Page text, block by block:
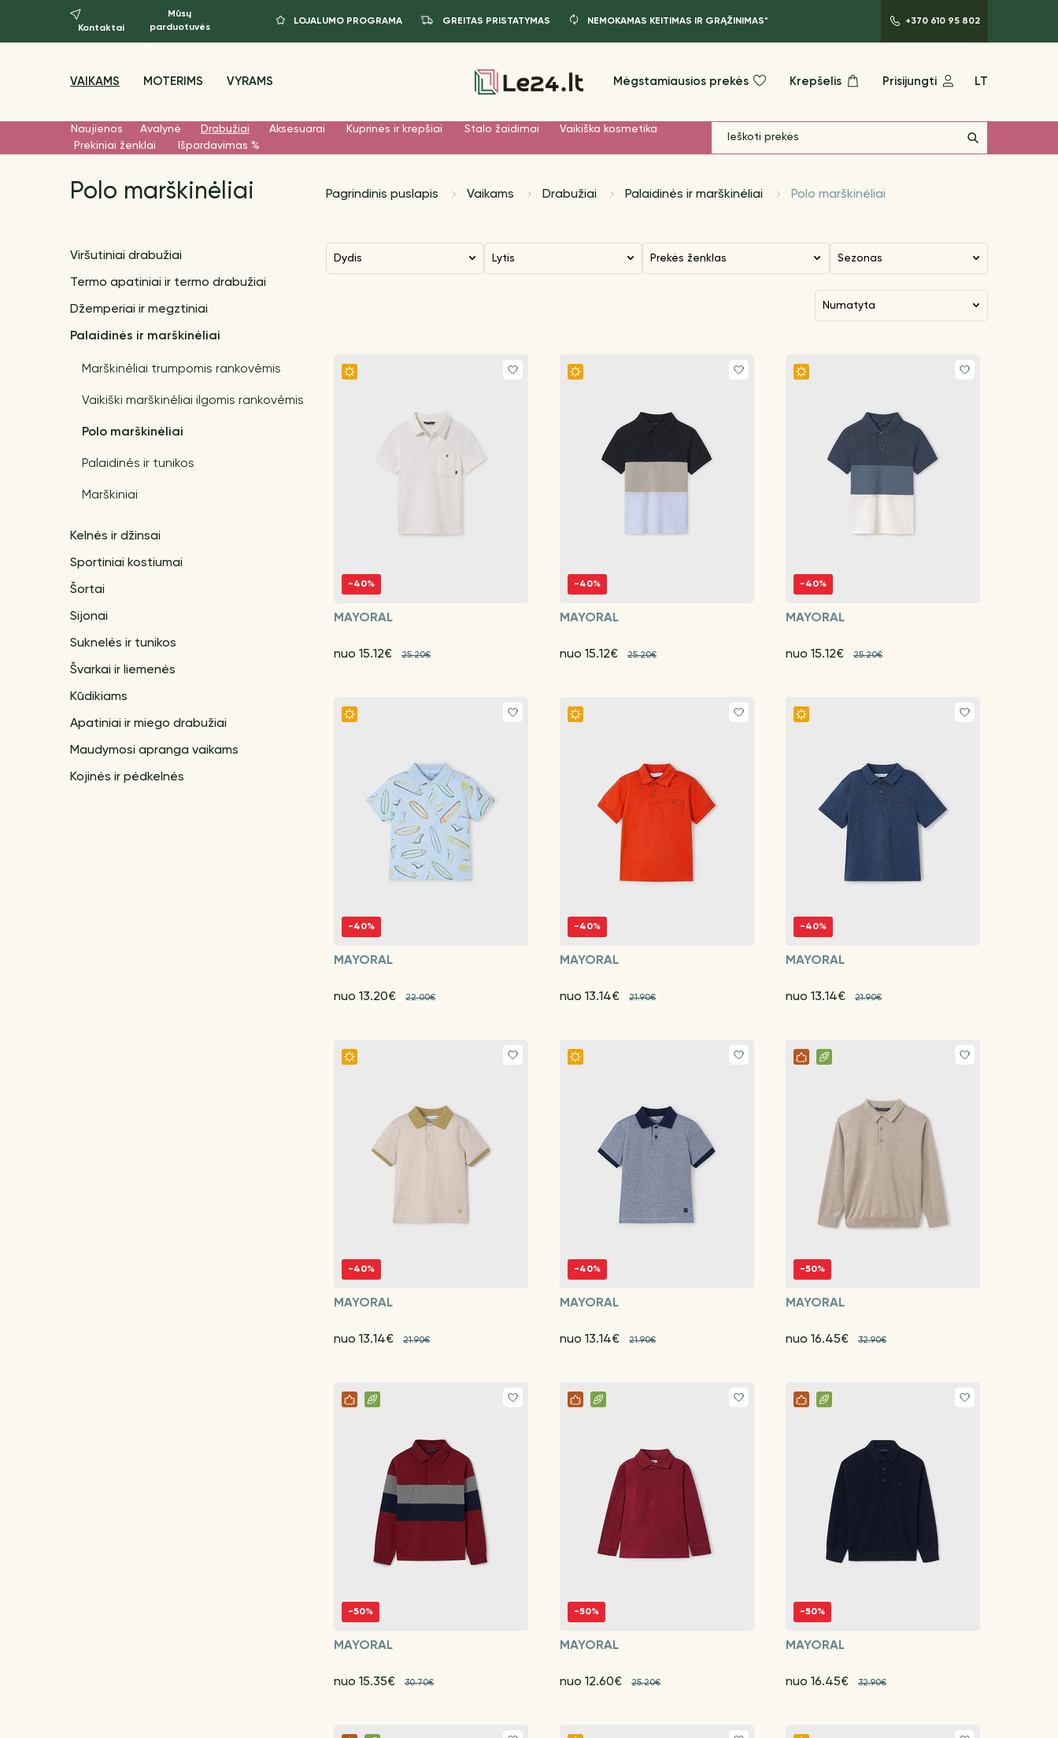
Kontaktai
Mūsų
parduotuvės
LOJALUMO PROGRAMA GREITAS PRISTATYMAS NEMOKAMAS KEITIMAS IR GRĄŽINIMAS* +370 610 95 802
VAIKAMS MOTERIMS VYRAMS Mėgstamiausios prekės Krepšelis Prisijungti LT
Naujienos Avalynė Drabužiai Aksesuarai Kuprinės ir krepšiai Stalo žaidimai
Vaikiška kosmetika
Prekiniai ženklai
Išpardavimas %
Polo marškinėliai Pagrindinis puslapis Vaikams Drabužiai Palaidinės ir marškinėliai Polo marškinėliai
Viršutiniai drabužiai
Termo apatiniai ir termo drabužiai
Džemperiai ir megztiniai
Palaidinės ir marškinėliai
Marškinėliai trumpomis rankovėmis
Vaikiški marškinėliai ilgomis rankovėmis
Polo marškinėliai
Palaidinės ir tunikos
Marškiniai
Kelnės ir džinsai
Sportiniai kostiumai
Šortai
Sijonai
Suknelės ir tunikos
Švarkai ir liemenės
Kūdikiams
Apatiniai ir miego drabužiai
Maudymosi apranga vaikams
Kojinės ir pėdkelnės
Dydis Lytis Prekės ženklas Sezonas
numatyta
-40%
MAYORAL
nuo 15.12€ 25.20€
-40%
MAYORAL
nuo 15.12€ 25.20€
-40%
MAYORAL
nuo 15.12€ 25.20€
-40%
MAYORAL
nuo 13.20€ 22.00€
-40%
MAYORAL
nuo 13.14€ 21.90€
-40%
MAYORAL
nuo 13.14€ 21.90€
-40%
MAYORAL
nuo 13.14€ 21.90€
-40%
MAYORAL
nuo 13.14€ 21.90€
-50%
MAYORAL
nuo 16.45€ 32.90€
-50%
MAYORAL
nuo 15.35€ 30.70€
-50%
MAYORAL
nuo 12.60€ 25.20€
-50%
MAYORAL
nuo 16.45€ 32.90€